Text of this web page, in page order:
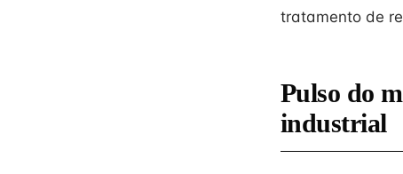
tratamento de
Pulso do
industrial